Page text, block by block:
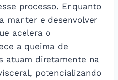
processo. Enquanto
manter e desenvolver
acelera o
a queima de
atuam diretamente na
potencializando